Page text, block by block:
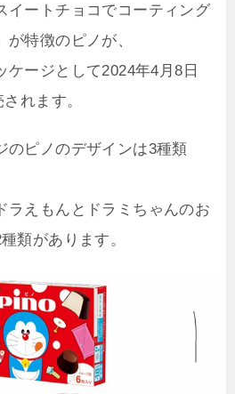
イートチョコでコーティング
特徴のピノが、
ケージとして2024年4月8日
れます。
のピノのデザインは3種類
ラえもんとドラミちゃんのお
類があります。